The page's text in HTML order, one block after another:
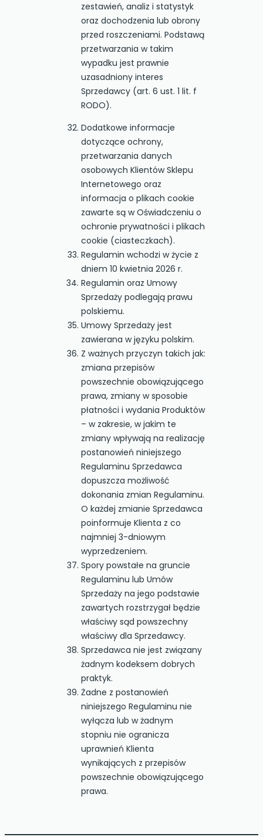
zestawień, analiz i statystyk
oraz dochodzenia lub obrony
przed roszczeniami. Podstawą
przetwarzania w takim
wypadku jest prawnie
uzasadniony interes
Sprzedawcy (art. 6 ust. 1 lit. f
RODO).
Dodatkowe informacje
dotyczące ochrony,
przetwarzania danych
osobowych Klientów Sklepu
Internetowego oraz
informacja o plikach cookie
zawarte są w Oświadczeniu o
ochronie prywatności i plikach
cookie (ciasteczkach).
Regulamin wchodzi w życie z
dniem 10 kwietnia 2026 r.
Regulamin oraz Umowy
Sprzedaży podlegają prawu
polskiemu.
Umowy Sprzedaży jest
zawierana w języku polskim.
Z ważnych przyczyn takich jak:
zmiana przepisów
powszechnie obowiązującego
prawa, zmiany w sposobie
płatności i wydania Produktów
– w zakresie, w jakim te
zmiany wpływają na realizację
postanowień niniejszego
Regulaminu Sprzedawca
dopuszcza możliwość
dokonania zmian Regulaminu.
O każdej zmianie Sprzedawca
poinformuje Klienta z co
najmniej 3-dniowym
wyprzedzeniem.
Spory powstałe na gruncie
Regulaminu lub Umów
Sprzedaży na jego podstawie
zawartych rozstrzygał będzie
właściwy sąd powszechny
właściwy dla Sprzedawcy.
Sprzedawca nie jest związany
żadnym kodeksem dobrych
praktyk.
Żadne z postanowień
niniejszego Regulaminu nie
wyłącza lub w żadnym
stopniu nie ogranicza
uprawnień Klienta
wynikających z przepisów
powszechnie obowiązującego
prawa.